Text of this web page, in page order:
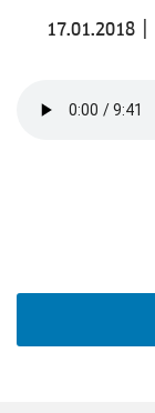
|
17.01.2018